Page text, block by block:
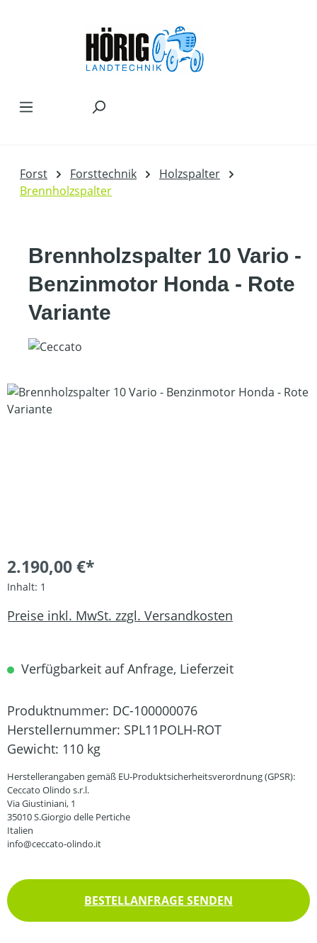
Forst Forsttechnik
Holzspalter
Brennholzspalter
Brennholzspalter 10 Vario -
Benzinmotor Honda - Rote
Variante
Bildergalerie überspringen
2.190,00 €*
Inhalt: 1
Preise inkl. MwSt. zzgl. Versandkosten
Verfügbarkeit auf Anfrage, Lieferzeit
Produktnummer: DC-100000076
Herstellernummer: SPL11POLH-ROT
Gewicht: 110 kg
Herstellerangaben gemäß EU-Produktsicherheitsverordnung (GPSR):
Ceccato Olindo s.r.l.
Via Giustiniani, 1
35010 S.Giorgio delle Pertiche
Italien
info@ceccato-olindo.it
BESTELLANFRAGE SENDEN